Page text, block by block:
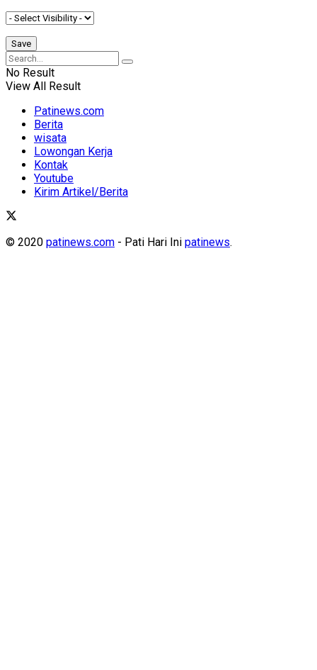
No Result
View All Result
Patinews.com
Berita
wisata
Lowongan Kerja
Kontak
Youtube
Kirim Artikel/Berita
© 2020 patinews.com - Pati Hari Ini patinews.